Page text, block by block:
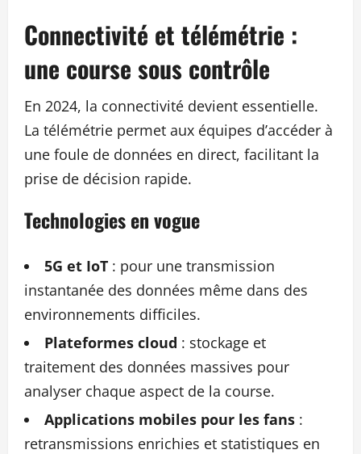
Connectivité et télémétrie :
une course sous contrôle
En 2024, la connectivité devient essentielle.
La télémétrie permet aux équipes d’accéder à
une foule de données en direct, facilitant la
prise de décision rapide.
Technologies en vogue
5G et IoT : pour une transmission
instantanée des données même dans des
environnements difficiles.
Plateformes cloud : stockage et
traitement des données massives pour
analyser chaque aspect de la course.
Applications mobiles pour les fans :
retransmissions enrichies et statistiques en